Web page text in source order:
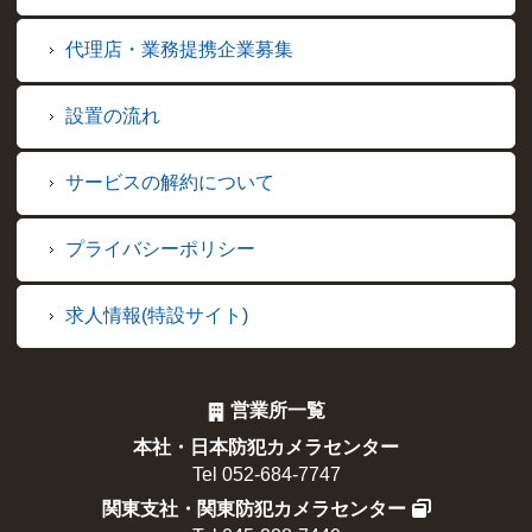
代理店・業務提携企業募集
設置の流れ
サービスの解約について
プライバシーポリシー
求人情報(特設サイト)
営業所一覧
本社・日本防犯カメラセンター
Tel 052-684-7747
関東支社・関東防犯カメラセンター